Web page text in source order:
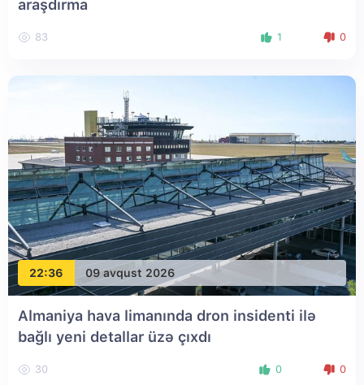
araşdırma
83 1 0
22:36 09 avqust 2026
Almaniya hava limanında dron insidenti ilə
bağlı yeni detallar üzə çıxdı
30 0 0